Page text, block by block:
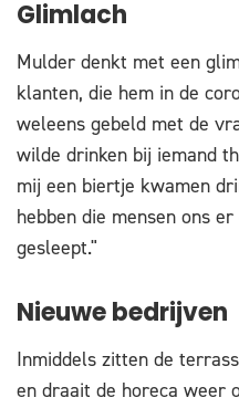
Glimlach
Mulder denkt met een
klanten, die hem in de
weleens gebeld met de
wilde drinken bij iemand
mij een biertje kwamen
hebben die mensen ons
gesleept."
Nieuwe bedrijven
Inmiddels zitten de
en draait de horeca weer